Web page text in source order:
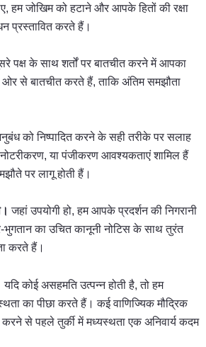
हम जोखिम को हटाने और आपके हितों की रक्षा
प्रस्तावित करते हैं।
पक्ष के साथ शर्तों पर बातचीत करने में आपका
से बातचीत करते हैं, ताकि अंतिम समझौता
को निष्पादित करने के सही तरीके पर सलाह
या पंजीकरण आवश्यकताएं शामिल हैं
पर लागू होती हैं।
जहां उपयोगी हो, हम आपके प्रदर्शन की निगरानी
भुगतान का उचित कानूनी नोटिस के साथ तुरंत
करते हैं।
यदि कोई असहमति उत्पन्न होती है, तो हम
का पीछा करते हैं। कई वाणिज्यिक मौद्रिक
करने से पहले तुर्की में मध्यस्थता एक अनिवार्य कदम